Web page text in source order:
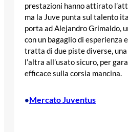
prestazioni hanno attirato
ma la Juve punta sul talento
porta ad Alejandro Grimaldo,
con un bagaglio di esperienza
tratta di due piste diverse,
l’altra all’usato sicuro, per
efficace sulla corsia mancina.
•Mercato Juventus